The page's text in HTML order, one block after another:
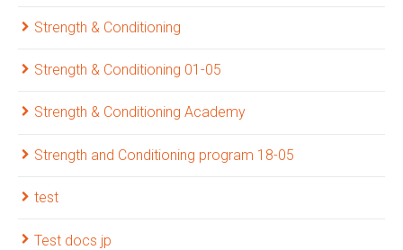
Strength & Conditioning
Strength & Conditioning 01-05
Strength & Conditioning Academy
Strength and Conditioning program 18-05
test
Test docs jp